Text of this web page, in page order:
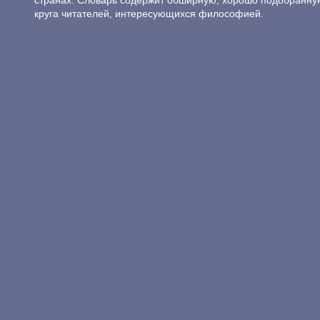
круга читателей, интересующихся философией.